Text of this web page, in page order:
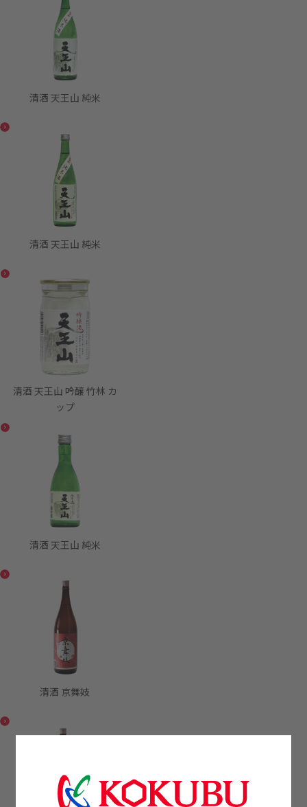
清酒 天王山 純米
清酒 天王山 純米
清酒 天王山 吟醸 竹林 カ
ップ
清酒 天王山 純米
清酒 京舞妓